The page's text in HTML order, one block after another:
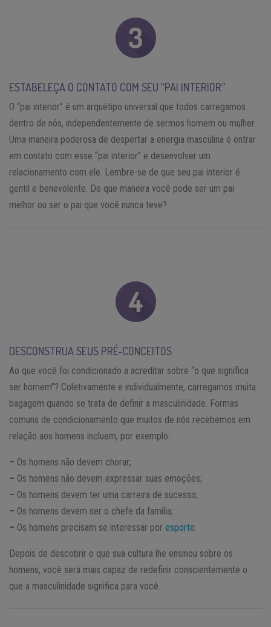
ESTABELEÇA O CONTATO COM SEU “PAI INTERIOR”
O “pai interior” é um arquétipo universal que todos carregamos
dentro de nós, independentemente de sermos homem ou mulher.
Uma maneira poderosa de despertar a energia masculina é entrar
em contato com esse “pai interior” e desenvolver um
relacionamento com ele. Lembre-se de que seu pai interior é
gentil e benevolente. De que maneira você pode ser um pai
melhor ou ser o pai que você nunca teve?
DESCONSTRUA SEUS PRÉ-CONCEITOS
Ao que você foi condicionado a acreditar sobre “o que significa
ser homem”? Coletivamente e individualmente, carregamos muita
bagagem quando se trata de definir a masculinidade. Formas
comuns de condicionamento que muitos de nós recebemos em
relação aos homens incluem, por exemplo:
– Os homens não devem chorar;
– Os homens não devem expressar suas emoções;
– Os homens devem ter uma carreira de sucesso;
– Os homens devem ser o chefe da família;
– Os homens precisam se interessar por esporte.
Depois de descobrir o que sua cultura lhe ensinou sobre os
homens, você será mais capaz de redefinir conscientemente o
que a masculinidade significa para você.